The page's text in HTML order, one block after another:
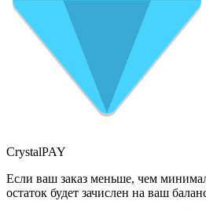
CrystalPAY
Если ваш заказ меньше, чем
остаток будет зачислен на ваш